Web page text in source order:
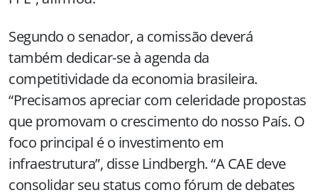
Segundo o senador, a comissão deverá
também dedicar-se à agenda da
competitividade da economia brasileira.
“Precisamos apreciar com celeridade propostas
que promovam o crescimento do nosso País. O
foco principal é o investimento em
infraestrutura”, disse Lindbergh. “A CAE deve
consolidar seu status como fórum de debates